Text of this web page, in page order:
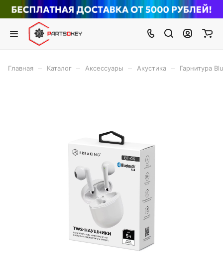
Главная Каталог Аксессуары Акустика Гарнитура